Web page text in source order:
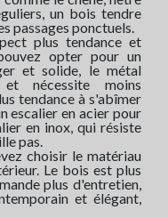
un bois tendre
passages ponctuels.
plus tendance et
opter pour un
et solide, le métal
nécessite moins
tendance à s'abîmer
escalier en acier pour
en inox, qui résiste
pas.
choisir le matériau
Le bois est plus
plus d'entretien,
et élégant,